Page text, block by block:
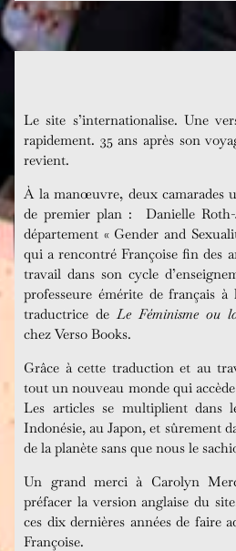
Le site s’internationalise. Une
rapidement. 35 ans après son
revient.
À la manœuvre, deux camarades
de premier plan : Danielle Roth-
département « Gender and
qui a rencontré Françoise fin des
travail dans son cycle
professeure émérite de français
traductrice deLe Féminisme ou
chez Verso Books.
Grâce à cette traduction et au
tout un nouveau monde qui accède
Les articles se multiplient dans
Indonésie, au Japon, et sûrement
de la planète sans que nous le
Un grand merci à Carolyn
préfacer la version anglaise du
ces dix dernières années de faire
Françoise.